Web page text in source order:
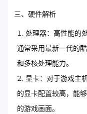
三、硬件解析
处理器：高性能的
通常采用最新一代的
和多核处理能力。
显卡：对于游戏主
的显卡配置较高，能
的游戏画面。